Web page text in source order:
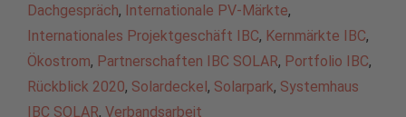
Dachgespräch, Internationale PV-Märkte,
Internationales Projektgeschäft IBC, Kernmärkte IBC,
Ökostrom, Partnerschaften IBC SOLAR, Portfolio IBC,
Rückblick 2020, Solardeckel, Solarpark, Systemhaus
IBC SOLAR, Verbandsarbeit